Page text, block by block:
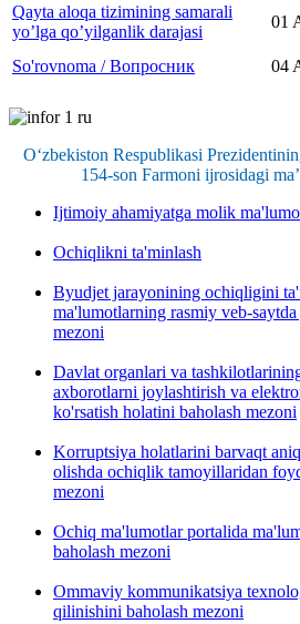
Qayta aloqa tizimining samarali
yoʼlga qoʼyilganlik darajasi
01
So'rovnoma / Вопросник
04
O‘zbekiston Respublikasi
154-son Farmoni ijrosidagi
Ijtimoiy ahamiyatga molik
Ochiqlikni ta'minlash
Byudjet jarayonining ochiqligini
ma'lumotlarning rasmiy veb-
mezoni
Davlat organlari va
axborotlarni joylashtirish va
ko'rsatish holatini baholash mezoni
Korruptsiya holatlarini barvaqt
olishda ochiqlik tamoyillaridan
mezoni
Ochiq ma'lumotlar portalida
baholash mezoni
Ommaviy kommunikatsiya
qilinishini baholash mezoni